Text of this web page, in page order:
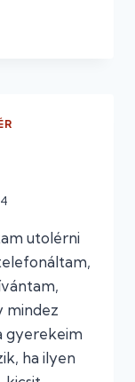
utolérni
mindez
gyerekeim
ha ilyen